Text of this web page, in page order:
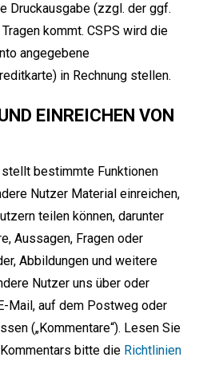
Druckausgabe (zzgl. der ggf.
kommt. CSPS wird die
angegebene
in Rechnung stellen.
EINREICHEN VON
bestimmte Funktionen
Nutzer Material einreichen,
teilen können, darunter
Aussagen, Fragen oder
Abbildungen und weitere
Nutzer uns über oder
Mail, auf dem Postweg oder
(„Kommentare“). Lesen Sie
bitte die Richtlinien